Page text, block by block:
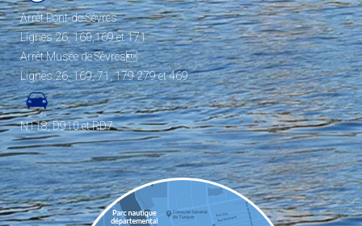
Arrêt Pont-de-Sèvres
Lignes 26, 160,169 et 171
Arrêt Musée de Sèvres
Lignes 26, 169, 71, 179 279 et 469
N118, D910 et RD7